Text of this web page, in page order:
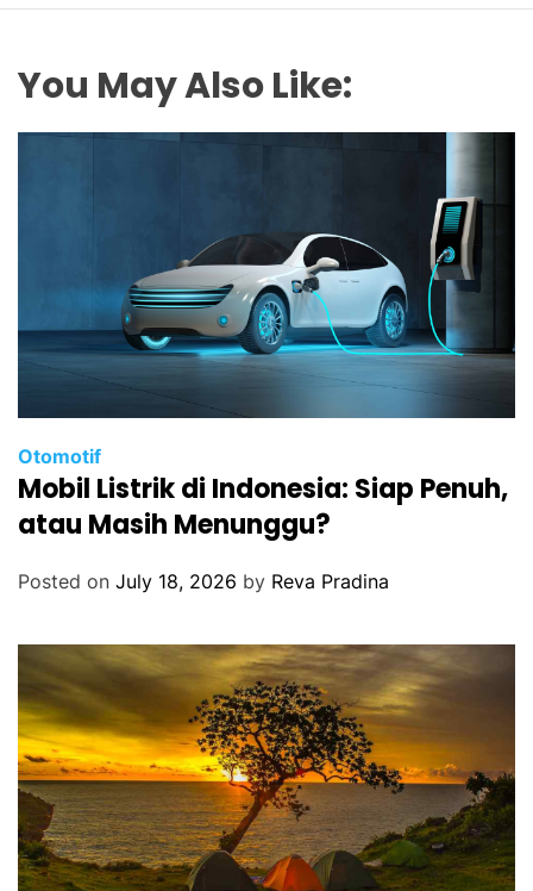
You May Also Like:
Otomotif
Mobil Listrik di Indonesia: Siap Penuh,
atau Masih Menunggu?
Posted on July 18, 2026 by Reva Pradina